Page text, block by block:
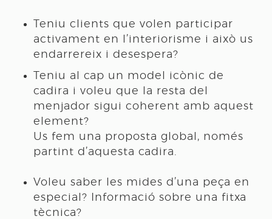
Teniu clients que volen participar
activament en l’interiorisme i això us
endarrereix i desespera?
Teniu al cap un model icònic de
cadira i voleu que la resta del
menjador sigui coherent amb aquest
element?
Us fem una proposta global, només
partint d’aquesta cadira.
Voleu saber les mides d’una peça en
especial? Informació sobre una fitxa
tècnica?